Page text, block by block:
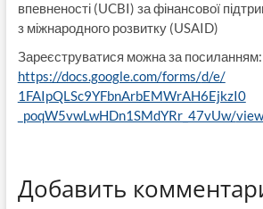
впевненості (UCBI) за фінансової
з міжнародного розвитку (USAID)​
Зареєструватися можна за посиланням:
https://docs.google.com/forms/d/e/
1FAIpQLSc9YFbnArbEMWrAH6EjkzI0
_poqW5vwLwHDn1SMdYRr_47vUw/
Добавить